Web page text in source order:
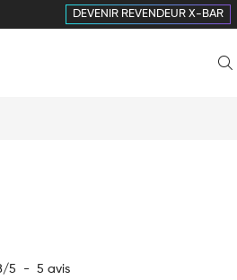
DEVENIR REVENDEUR X-BAR
/5 - 5 avis